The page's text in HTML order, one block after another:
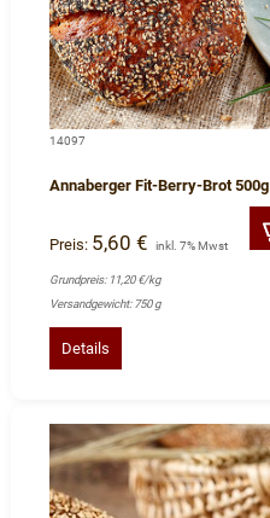
14097
Annaberger Fit-Berry-Brot 500g
Preis: 5,60 € inkl. 7% Mwst
Grundpreis: 11,20 €/kg
Versandgewicht: 750 g
Details